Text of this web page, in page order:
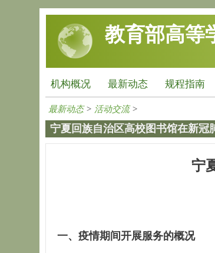
跳转到主要内容
教育部高等
机构概况 最新动态 规程指南
最新动态> 活动交流>
宁夏回族自治区高校图书馆在新冠
宁
一、疫情期间开展服务的概况